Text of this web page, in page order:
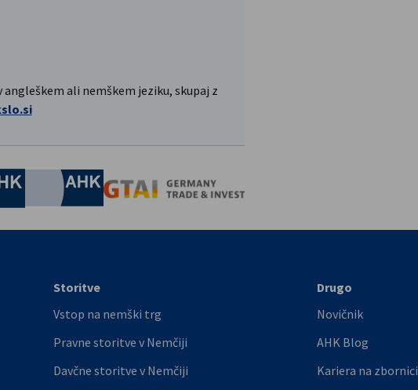
ali nemškem jeziku, skupaj z
of Commerce and Industry
Chamber of Commerce and Industry
AHK.de
Storitve
Vstop na nemški trg
Pravne storitve v Nemčiji
Davčne storitve v Nemčiji
Drugo
Novičnik
AHK Blog
Kariera na zbornici